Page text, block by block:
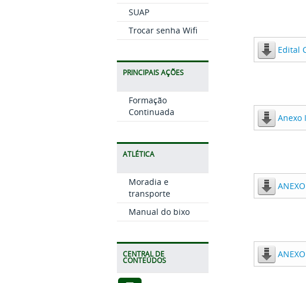
SUAP
Trocar senha Wifi
PRINCIPAIS AÇÕES
Formação
Continuada
ATLÉTICA
Moradia e
transporte
Manual do bixo
CENTRAL DE
CONTEÚDOS
Edital
Anexo